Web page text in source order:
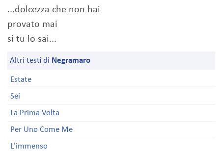
...dolcezza che non hai
provato mai
si tu lo sai...
Altri testi di Negramaro
Estate
Sei
La Prima Volta
Per Uno Come Me
L'immenso